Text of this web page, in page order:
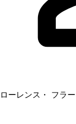
ローレンス・ フラー